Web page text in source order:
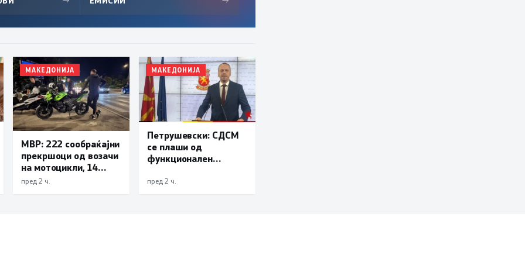
МАКЕДОНИЈА
МВР: 222 сообраќајни
прекршоци од возачи
на мотоцикли, 14
лишени поради
пред 2 ч.
МАКЕДОНИЈА
Петрушевски: СДСМ
се плаши од
функционален
град“ е доказ дека
пред 2 ч.